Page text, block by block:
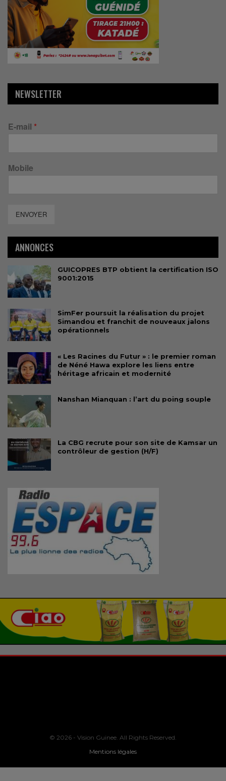
NEWSLETTER
E-mail *
Mobile
ENVOYER
ANNONCES
GUICOPRES BTP obtient la certification ISO
9001:2015
SimFer poursuit la réalisation du projet
Simandou et franchit de nouveaux jalons
opérationnels
« Les Racines du Futur » : le premier roman
de Néné Hawa explore les liens entre
héritage africain et modernité
Nanshan Mianquan : l’art du poing souple
La CBG recrute pour son site de Kamsar un
contrôleur de gestion (H/F)
© 2026 - Vision Guinee. All Rights Reserved.
Mentions légales